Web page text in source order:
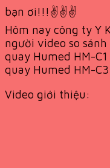
bạn ơi!!!✌️✌️✌️
Hôm nay công ty Y
người video so
quay Humed HM-
quay Humed HM-
Video giới thiệu: